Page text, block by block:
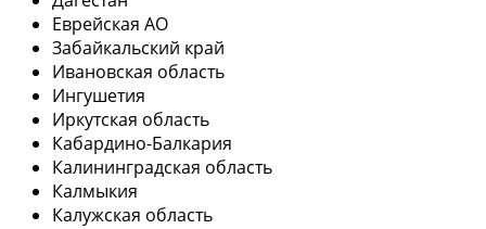
Еврейская АО
Забайкальский край
Ивановская область
Ингушетия
Иркутская область
Кабардино-Балкария
Калининградская область
Калмыкия
Калужская область